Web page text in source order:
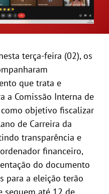
terça-feira (02), os
que trata e
a Comissão Interna de
como objetivo fiscalizar
de Carreira da
transparência e
financeiro,
do documento
para a eleição terão